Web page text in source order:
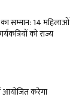
का सम्मान: 14 महिलाओं
को राज्य
आयोजित करेगा